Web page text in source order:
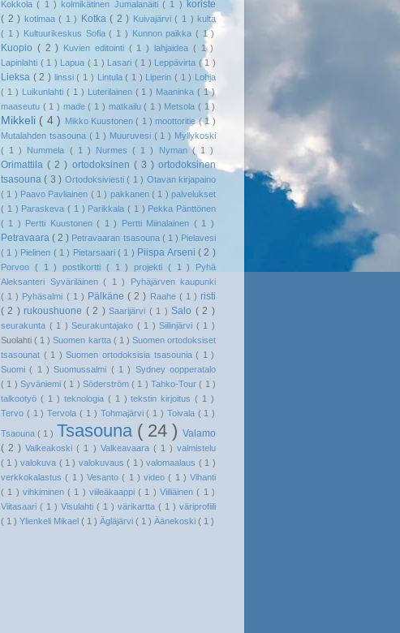
Kokkola( 1 ) kolmikätinen Jumalanäiti( 1 )
koriste
( 2 ) kotimaa( 1 ) Kotka( 2 ) Kuivajärvi( 1 ) kulta
( 1 )
Kultuurikeskus Sofia( 1 ) Kunnon paikka ( 1 )
Kuopio ( 2 ) Kuvien editointi ( 1 ) lahjaidea ( 1 )
Lapinlahti ( 1 ) Lapua ( 1 ) Lasari ( 1 ) Leppävirta ( 1 )
Lieksa ( 2 ) linssi( 1 ) Lintula( 1 ) Liperin ( 1 )
Lohja
( 1 )
Luikunlahti ( 1 ) Luterilainen ( 1 ) Maaninka( 1 )
maaseutu ( 1 ) made( 1 ) matkailu( 1 ) Metsola ( 1 )
Mikkeli ( 4 ) Mikko Kuustonen( 1 )moottoritie( 1 )
Mutalahden tsasouna ( 1 ) Muuruvesi ( 1 ) Myllykoski
( 1 )
Nummela ( 1 ) Nurmes( 1 ) Nyman( 1 )
Orimattila( 2 ) ortodoksinen ( 3 ) ortodoksinen
tsasouna( 3 ) Ortodoksiviesti( 1 ) Otavan kirjapaino
( 1 ) Paavo Pavliainen ( 1 ) pakkanen( 1 )palvelukset
( 1 ) Paraskeva ( 1 ) Parikkala ( 1 ) Pekka Pänttönen
( 1 )
Pertti Kuustonen( 1 ) Pertti Miinalainen ( 1 )
Petravaara( 2 ) Petravaaran tsasouna ( 1 ) Pielavesi
( 1 ) Pielinen ( 1 ) Pietarsaari ( 1 ) Piispa Arseni ( 2 )
Porvoo ( 1 ) postikortti ( 1 ) projekti ( 1 )
Pyhä
Aleksanteri Syväriläinen ( 1 )
Pyhäjärven kaupunki
( 1 ) Pyhäsalmi ( 1 ) Pälkäne( 2 ) Raahe ( 1 )risti
( 2 )rukoushuone ( 2 )Saarijärvi ( 1 )Salo ( 2 )
seurakunta ( 1 ) Seurakuntajako ( 1 ) Siilinjärvi ( 1 )
Suolahti( 1 )Suomen kartta ( 1 ) Suomen ortodoksiset
tsasounat ( 1 )Suomen ortodoksisia tsasounia( 1 )
Suomi( 1 )Suomussalmi ( 1 ) Sydney oopperatalo
( 1 ) Syväniemi( 1 ) Söderström( 1 ) Tahko-Tour( 1 )
talkootyö ( 1 ) teknologia ( 1 )tekstin kirjoitus( 1 )
Tervo ( 1 )Tervola( 1 ) Tohmajärvi( 1 ) Toivala ( 1 )
Tsaouna( 1 ) Tsasouna ( 24 ) Valamo
( 2 )Valkeakoski( 1 ) Valkeavaara ( 1 )valmistelu
( 1 )valokuva ( 1 ) valokuvaus( 1 )valomaalaus ( 1 )
verkkokalastus( 1 ) Vesanto( 1 ) video( 1 ) Vihanti
( 1 ) vihkiminen( 1 ) viileäkaappi( 1 ) Viiliäinen( 1 )
Viitasaari ( 1 ) Visulahti ( 1 ) värikartta ( 1 ) väriprofiili
( 1 ) Ylienkeli Mikael ( 1 ) Ägläjärvi ( 1 ) Äänekoski ( 1 )